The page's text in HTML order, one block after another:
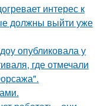
интерес к
должны выйти уже
опубликовала у
где отмечали